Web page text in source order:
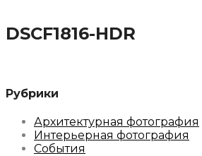
DSCF1816-HDR
Рубрики
Архитектурная фотография
Интерьерная фотография
События